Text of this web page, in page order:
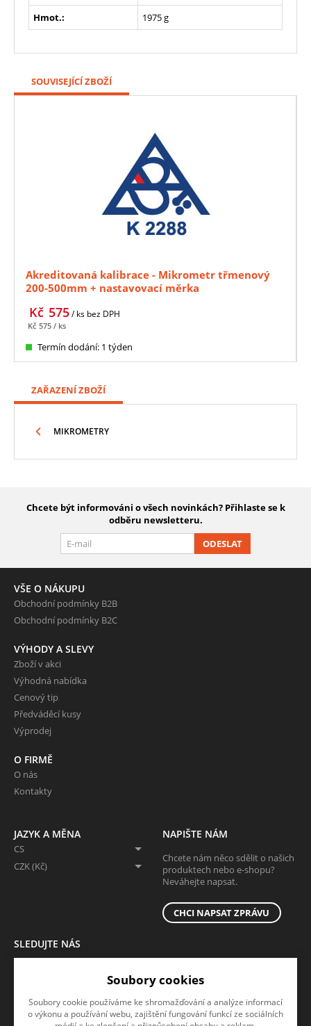
Hmot.:
1975 g
SOUVISEJÍCÍ ZBOŽÍ
Akreditovaná kalibrace - Mikrometr třmenový
200-500mm + nastavovací měrka
575
Kč / ks bez DPH
575
Kč / ks
Termín dodání: 1 týden
ZAŘAZENÍ ZBOŽÍ
MIKROMETRY
Chcete být informováni o všech novinkách? Přihlaste se k
odběru newsletteru.
ODESLAT
VŠE O NÁKUPU
Obchodní podmínky B2B
Obchodní podmínky B2C
VÝHODY A SLEVY
Zboží v akci
Výhodná nabídka
Cenový tip
Předváděcí kusy
Výprodej
O FIRMĚ
O nás
Kontakty
JAZYK A MĚNA
CS
CZK (Kč)
NAPIŠTE NÁM
Chcete nám něco sdělit o našich
produktech nebo e-shopu?
Neváhejte napsat.
CHCI NAPSAT ZPRÁVU
SLEDUJTE NÁS
Soubory cookies
Soubory cookie používáme ke shromažďování a analýze informací
o výkonu a používání webu, zajištění fungování funkcí ze sociálních